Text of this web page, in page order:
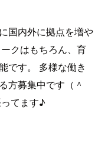
国内外に拠点を増や
クはもちろん、育
です。 多様な働き
方募集中です（＾
てます♪